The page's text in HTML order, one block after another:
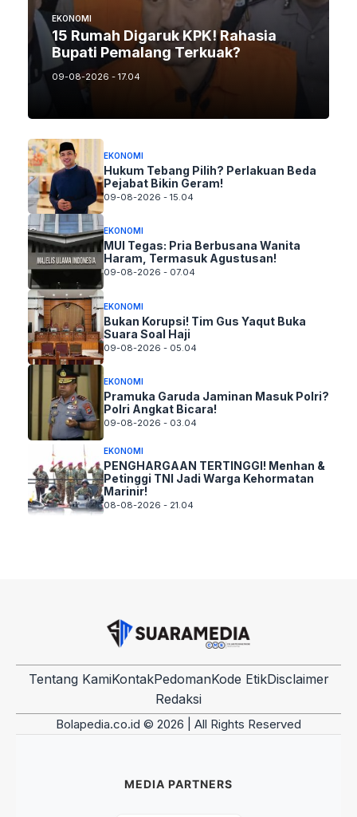
EKONOMI
15 Rumah Digaruk KPK! Rahasia
Bupati Pemalang Terkuak?
09-08-2026 - 17.04
EKONOMI
Hukum Tebang Pilih? Perlakuan Beda
Pejabat Bikin Geram!
09-08-2026 - 15.04
EKONOMI
MUI Tegas: Pria Berbusana Wanita
Haram, Termasuk Agustusan!
09-08-2026 - 07.04
EKONOMI
Bukan Korupsi! Tim Gus Yaqut Buka
Suara Soal Haji
09-08-2026 - 05.04
EKONOMI
Pramuka Garuda Jaminan Masuk Polri?
Polri Angkat Bicara!
09-08-2026 - 03.04
EKONOMI
PENGHARGAAN TERTINGGI! Menhan &
Petinggi TNI Jadi Warga Kehormatan
Marinir!
08-08-2026 - 21.04
Tentang KamiKontakPedomanKode EtikDisclaimer
Redaksi
Bolapedia.co.id © 2026 | All Rights Reserved
MEDIA PARTNERS